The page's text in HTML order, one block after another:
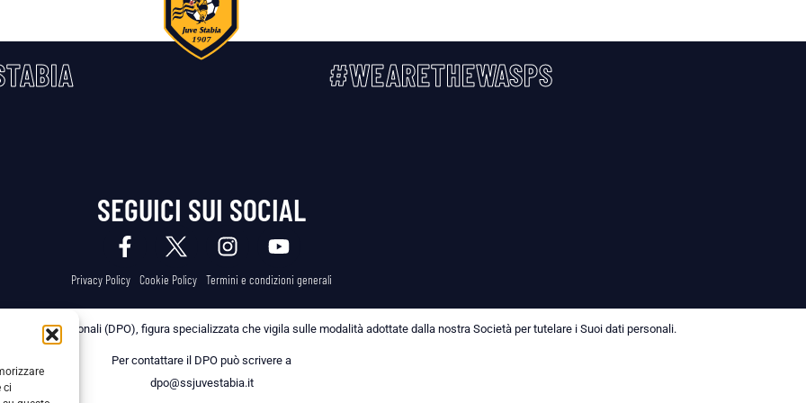
ci
#WEARETHEWASPS
SEGUICI SUI SOCIAL
Privacy Policy Cookie Policy Termini e condizioni generali
dei Dati Personali (DPO), figura specializzata che vigila sulle modalità adottate dalla nostra Società per tutelare i Suoi dati personali.
Per contattare il DPO può scrivere a
dpo@ssjuvestabia.it